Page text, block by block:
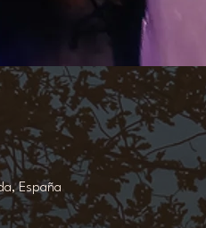
España